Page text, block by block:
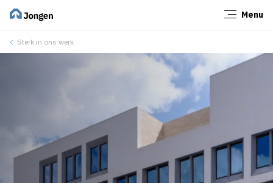
Menu
Sterk in ons werk
Sluiten